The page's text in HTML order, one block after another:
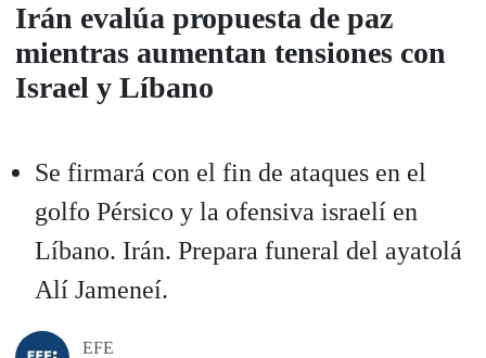
Irán evalúa propuesta de paz
mientras aumentan tensiones con
Israel y Líbano
Se firmará con el fin de ataques en el
golfo Pérsico y la ofensiva israelí en
Líbano. Irán. Prepara funeral del ayatolá
Alí Jameneí.
EFE